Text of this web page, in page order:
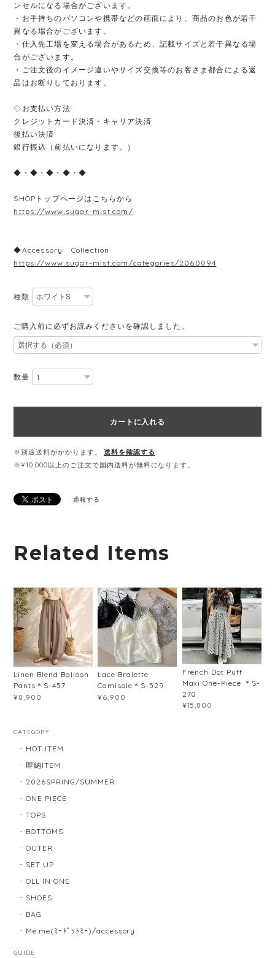
ンセルになる場合がございます。
・お手持ちのパソコンや携帯などの画面により、商品のお色が若干
異なる場合がございます。
・仕入先工場を変える場合があるため、記載サイズと若干異なる場
合がございます。
・ご注文後のイメージ違いやサイズ交換等のお客さま都合による返
品はお断りしております。
◇お支払い方法
クレジットカード決済・キャリア決済
後払い決済
銀行振込（前払いになります。）
◆・◆・◆・◆・◆
SHOPトップページはこちらから
https://www.sugar-mist.com/
◆Accessory Collection
https://www.sugar-mist.com/categories/2060094
種類
ご購入前に必ずお読みくださいを確認しました。
数量
カートに入れる
※別途送料がかかります。
送料を確認する
※¥10,000以上のご注文で国内送料が無料になります。
通報する
Related Items
Linen Blend Balloon
Pants＊S-457
¥8,900
Lace Bralette
Camisole＊S-529
¥6,900
French Dot Puff
Maxi One-Piece ＊S-
270
¥15,800
CATEGORY
HOT ITEM
即納ITEM
2026SPRING/SUMMER
ONE PIECE
TOPS
BOTTOMS
OUTER
SET UP
OLL IN ONE
SHOES
BAG
Me.me(ﾐｰﾄﾞｯﾄﾐｰ)/accessory
GUIDE